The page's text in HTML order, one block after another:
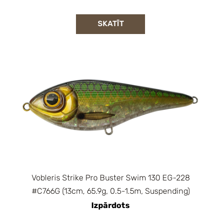
SKATĪT
Vobleris Strike Pro Buster Swim 130 EG-228
#C766G (13cm, 65.9g, 0.5-1.5m, Suspending)
Izpārdots